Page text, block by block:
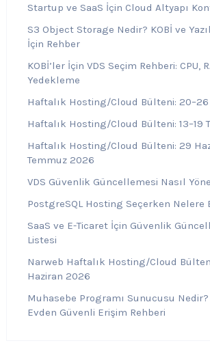
Startup ve SaaS İçin Cloud Altyapı
S3 Object Storage Nedir? KOBİ ve
İçin Rehber
KOBİ’ler İçin VDS Seçim Rehberi: CPU,
Yedekleme
Haftalık Hosting/Cloud Bülteni:
Haftalık Hosting/Cloud Bülteni: 13–19
Haftalık Hosting/Cloud Bülteni: 29
Temmuz 2026
VDS Güvenlik Güncellemesi Nasıl
PostgreSQL Hosting Seçerken Nelere
SaaS ve E-Ticaret İçin Güvenlik
Listesi
Narweb Haftalık Hosting/Cloud
Haziran 2026
Muhasebe Programı Sunucusu Nedir?
Evden Güvenli Erişim Rehberi